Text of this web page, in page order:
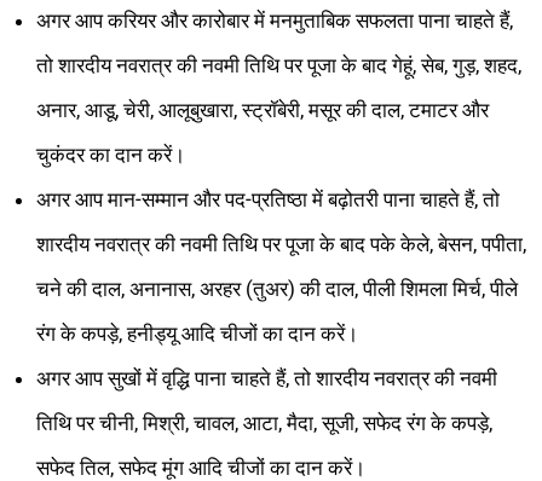
अगर आप करियर और कारोबार में मनमुताबिक सफलता पाना चाहते हैं,
तो शारदीय नवरात्र की नवमी तिथि पर पूजा के बाद गेहूं, सेब, गुड़, शहद,
अनार, आडू, चेरी, आलूबुखारा, स्ट्रॉबेरी, मसूर की दाल, टमाटर और
चुकंदर का दान करें।
अगर आप मान-सम्मान और पद-प्रतिष्ठा में बढ़ोतरी पाना चाहते हैं, तो
शारदीय नवरात्र की नवमी तिथि पर पूजा के बाद पके केले, बेसन, पपीता,
चने की दाल, अनानास, अरहर (तुअर) की दाल, पीली शिमला मिर्च, पीले
रंग के कपड़े, हनीड्यू आदि चीजों का दान करें।
अगर आप सुखों में वृद्धि पाना चाहते हैं, तो शारदीय नवरात्र की नवमी
तिथि पर चीनी, मिश्री, चावल, आटा, मैदा, सूजी, सफेद रंग के कपड़े,
सफेद तिल, सफेद मूंग आदि चीजों का दान करें।